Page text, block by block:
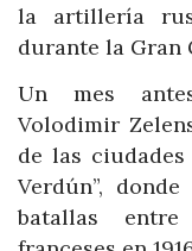
la artillería
durante la Gran
Un mes
Volodimir
de las
Verdún”,
batallas